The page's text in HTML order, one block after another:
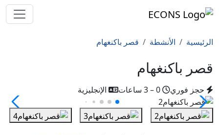
الرئيسية الأنشطة قصر باكنغهام
قصر باكنغهام
حجز فوري الإنجليزية